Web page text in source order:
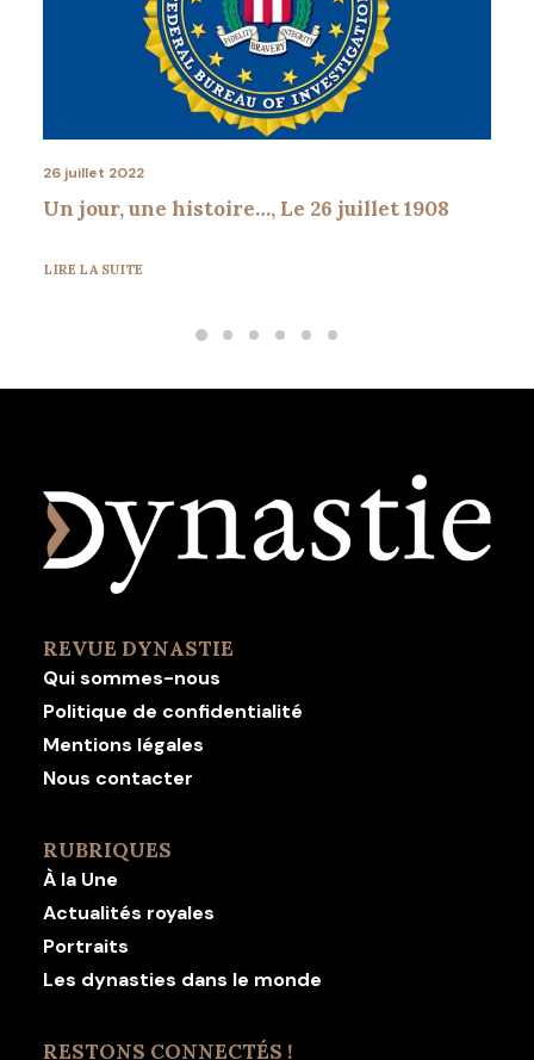
26 juillet 2022
Un jour, une histoire…, Le 26 juillet 1908
LIRE LA SUITE
REVUE DYNASTIE
Qui sommes-nous
Politique de confidentialité
Mentions légales
Nous contacter
RUBRIQUES
À la Une
Actualités royales
Portraits
Les dynasties dans le monde
RESTONS CONNECTÉS !